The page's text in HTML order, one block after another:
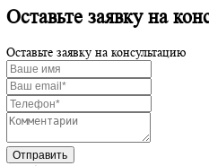
© 2026 TeamTrans. Все права
Политика конфиденциальности
Этот сайт защищен от спама
Для персонализации сервисов